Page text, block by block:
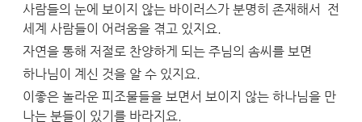
사람들의 눈에 보이지 않는 바이러스가 분명히 존재해서 전
세계 사람들이 어려움을 겪고 있지요.
자연을 통해 저절로 찬양하게 되는 주님의 솜씨를 보면
하나님이 계신 것을 알 수 있지요.
이좋은 놀라운 피조물들을 보면서 보이지 않는 하나님을 만
나는 분들이 있기를 바라지요.